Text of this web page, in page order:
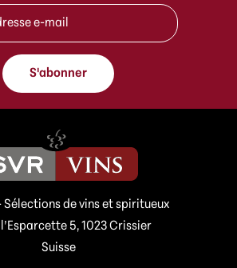
a
i
l
e
-
i
l
e
-
m
a
i
l
S'abonner
Sélections de vins et spiritueux
5, 1023 Crissier
Suisse